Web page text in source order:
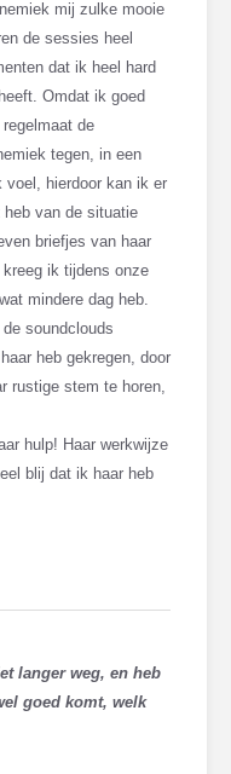
mij zulke mooie
de sessies heel
dat ik heel hard
Omdat ik goed
de
tegen, in een
hierdoor kan ik er
van de situatie
briefjes van haar
ik tijdens onze
mindere dag heb.
soundclouds
heb gekregen, door
rustige stem te horen,
hulp! Haar werkwijze
blij dat ik haar heb
langer weg, en heb
goed komt, welk